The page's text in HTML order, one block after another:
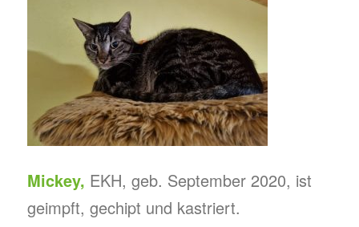
Mickey, EKH, geb. September 2020, ist
geimpft, gechipt und kastriert.